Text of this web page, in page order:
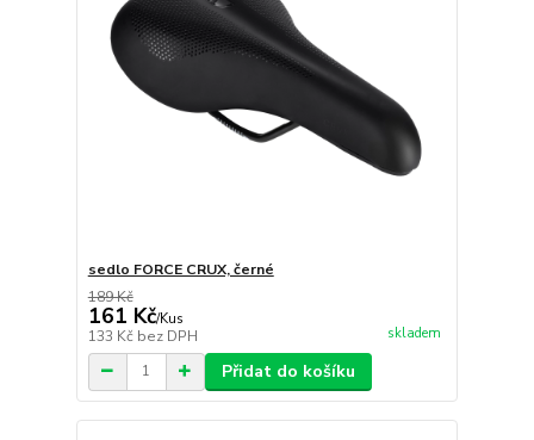
sedlo FORCE CRUX, černé
189 Kč
161 Kč/Kus
133 Kč bez DPH skladem
Přidat do košíku